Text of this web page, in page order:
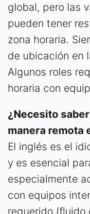
global, pero las
pueden tener
zona horaria.
de ubicación en
Algunos roles
horaria con
¿Necesito
manera remota
El inglés es el
y es esencial
especialmente
con equipos
requerido (fluido